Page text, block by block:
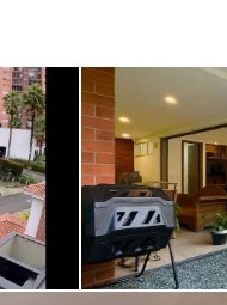
Amoblado
Turco